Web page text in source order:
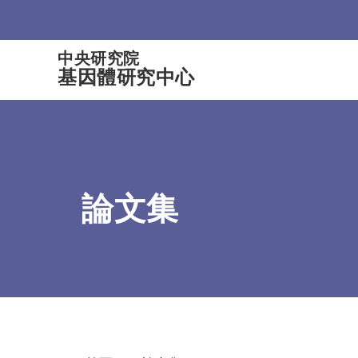
中央研究院
基因體研究中心
論文集